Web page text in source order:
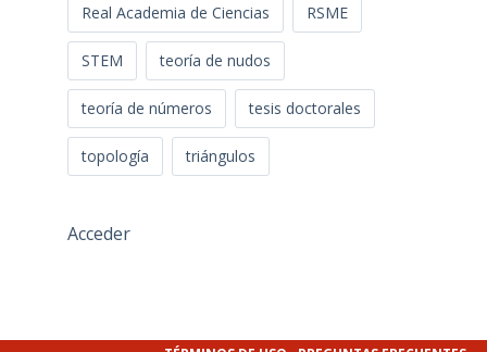
Real Academia de Ciencias RSME
STEM teoría de nudos
teoría de números tesis doctorales
topología triángulos
Acceder